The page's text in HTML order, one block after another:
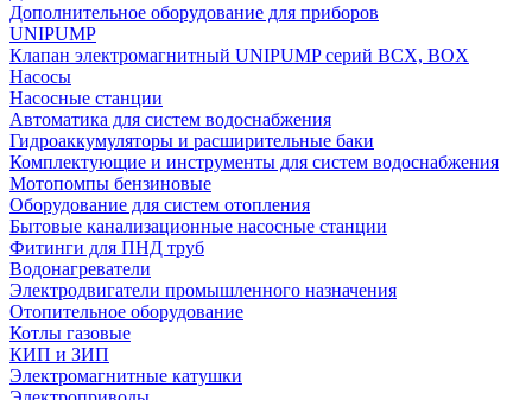
Дополнительное оборудование для приборов
UNIPUMP
Клапан электромагнитный UNIPUMP серий BCX, BOX
Насосы
Насосные станции
Автоматика для систем водоснабжения
Гидроаккумуляторы и расширительные баки
Комплектующие и инструменты для систем водоснабжения
Мотопомпы бензиновые
Оборудование для систем отопления
Бытовые канализационные насосные станции
Фитинги для ПНД труб
Водонагреватели
Электродвигатели промышленного назначения
Отопительное оборудование
Котлы газовые
КИП и ЗИП
Электромагнитные катушки